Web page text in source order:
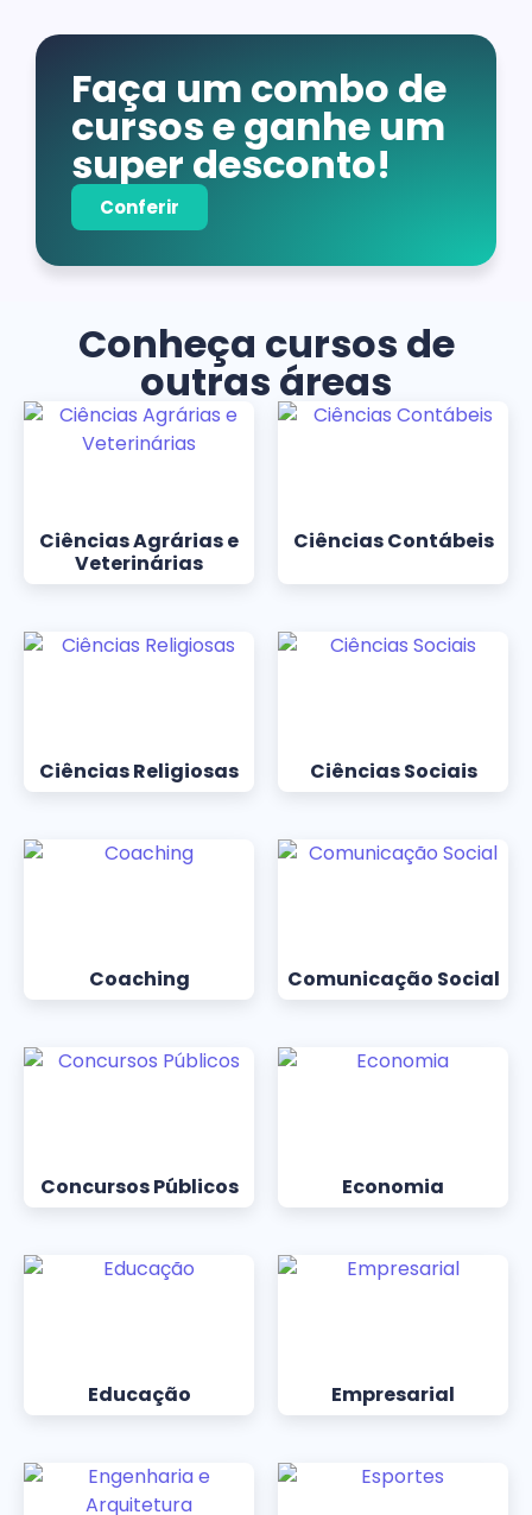
Faça um combo de
cursos e ganhe um
super desconto!
Conferir
Conheça cursos de
outras áreas
Ciências Agrárias e
Veterinárias
Ciências Contábeis
Ciências Religiosas Ciências Sociais
Coaching Comunicação Social
Concursos Públicos Economia
Educação Empresarial